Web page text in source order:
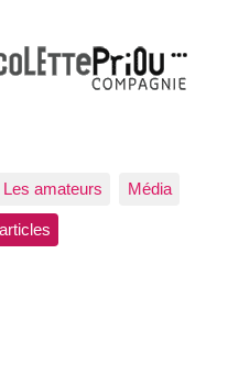
Les amateurs Média